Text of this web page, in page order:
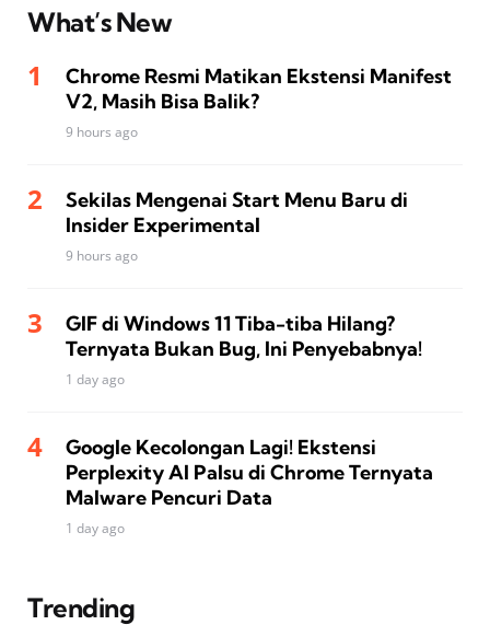
What’s New
Chrome Resmi Matikan Ekstensi Manifest
V2, Masih Bisa Balik?
9 hours ago
Sekilas Mengenai Start Menu Baru di
Insider Experimental
9 hours ago
GIF di Windows 11 Tiba-tiba Hilang?
Ternyata Bukan Bug, Ini Penyebabnya!
1 day ago
Google Kecolongan Lagi! Ekstensi
Perplexity AI Palsu di Chrome Ternyata
Malware Pencuri Data
1 day ago
Trending